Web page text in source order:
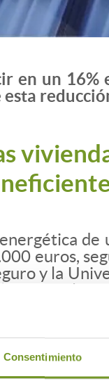
Consentimiento
en un
esta
de
euros,
y la
obliga a
que se
consumo